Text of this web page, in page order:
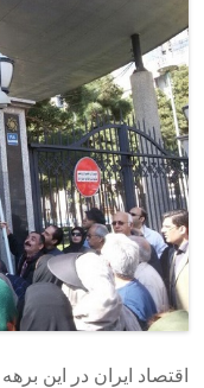
اقتصاد ایران در این